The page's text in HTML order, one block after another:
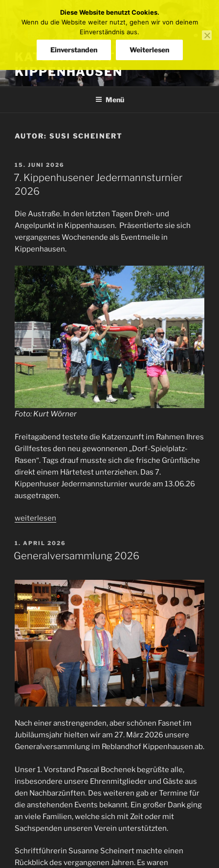
KATZENZUNFT
KIPPENHAUSEN
Menü
AUTOR: SUSI SCHEINERT
VERÖFFENTLICHT
AM
15. JUNI 2026
7. Kippenhusener Jedermannsturnier
2026
Die Austraße. In den letzten Tagen Dreh- und
Angelpunkt in Kippenhausen. Präsentierte sie sich
vergangenes Wochenende als Eventmeile in
Kippenhausen.
Foto: Kurt Wörner
Freitagabend testete die Katzenzunft im Rahmen Ihres
Grillfestes den neu gewonnenen „Dorf-Spielplatz-
Rasen“. Tags drauf musste sich die frische Grünfläche
direkt einem Härtetest unterziehen. Das 7.
Kippenhuser Jedermannsturnier wurde am 13.06.26
ausgetragen.
„7.
Jedermannsturnier
2026“
weiterlesen
VERÖFFENTLICHT
AM
1. APRIL 2026
Generalversammlung 2026
Nach einer anstrengenden, aber schönen Fasnet im
Jubiläumsjahr hielten wir am 27. März 2026 unsere
Generalversammlung im Reblandhof Kippenhausen ab.
Unser 1. Vorstand Pascal Bochenek begrüßte alle,
insbesondere unsere Ehrenmitglieder und Gäste aus
den Nachbarzünften. Des weiteren gab er Termine für
die anstehenden Events bekannt. Ein großer Dank ging
an viele Familien, welche sich mit Zeit oder mit
Sachspenden unseren Verein unterstützten.
Schriftführerin Susanne Scheinert machte einen
Rückblick des vergangenen Jahren. Es waren
Diese Website benutzt Cookies.
Wenn du die Website weiter nutzt, gehen wir von deinem
Einverständnis aus.
Einverstanden Weiterlesen